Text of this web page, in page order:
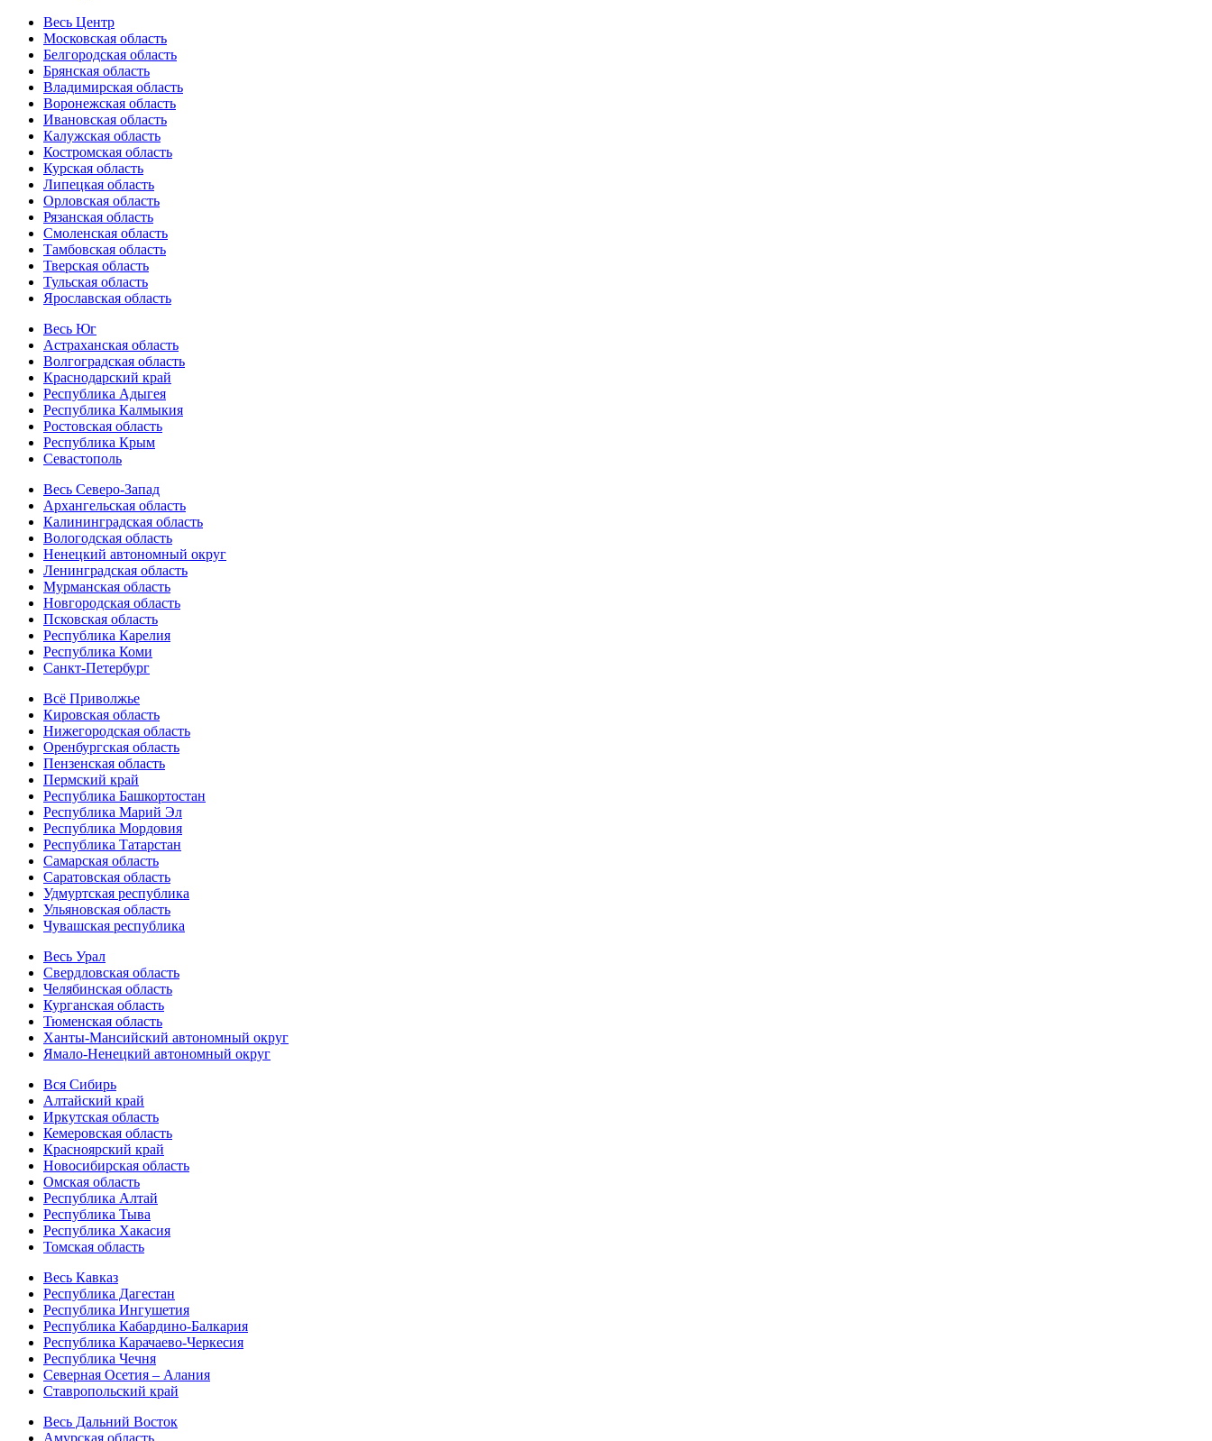
Весь Центр
Московская область
Белгородская область
Брянская область
Владимирская область
Воронежская область
Ивановская область
Калужская область
Костромская область
Курская область
Липецкая область
Орловская область
Рязанская область
Смоленская область
Тамбовская область
Тверская область
Тульская область
Ярославская область
Весь Юг
Астраханская область
Волгоградская область
Краснодарский край
Республика Адыгея
Республика Калмыкия
Ростовская область
Республика Крым
Севастополь
Весь Северо-Запад
Архангельская область
Калининградская область
Вологодская область
Ненецкий автономный округ
Ленинградская область
Мурманская область
Новгородская область
Псковская область
Республика Карелия
Республика Коми
Санкт-Петербург
Всё Приволжье
Кировская область
Нижегородская область
Оренбургская область
Пензенская область
Пермский край
Республика Башкортостан
Республика Марий Эл
Республика Мордовия
Республика Татарстан
Самарская область
Саратовская область
Удмуртская республика
Ульяновская область
Чувашская республика
Весь Урал
Свердловская область
Челябинская область
Курганская область
Тюменская область
Ханты-Мансийский автономный округ
Ямало-Ненецкий автономный округ
Вся Сибирь
Алтайский край
Иркутская область
Кемеровская область
Красноярский край
Новосибирская область
Омская область
Республика Алтай
Республика Тыва
Республика Хакасия
Томская область
Весь Кавказ
Республика Дагестан
Республика Ингушетия
Республика Кабардино-Балкария
Республика Карачаево-Черкесия
Республика Чечня
Северная Осетия – Алания
Ставропольский край
Весь Дальний Восток
Амурская область